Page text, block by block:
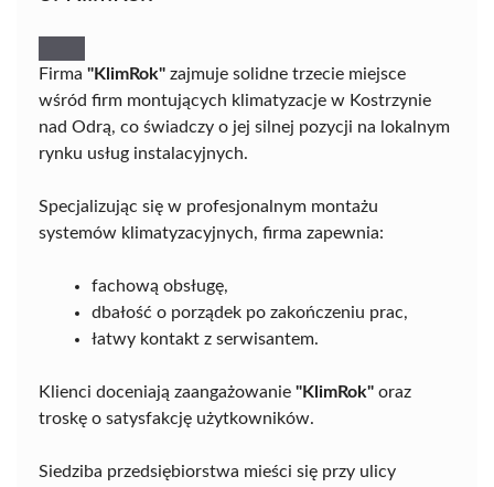
Firma "KlimRok" zajmuje solidne trzecie miejsce
wśród firm montujących klimatyzacje w Kostrzynie
nad Odrą, co świadczy o jej silnej pozycji na lokalnym
rynku usług instalacyjnych.
Specjalizując się w profesjonalnym montażu
systemów klimatyzacyjnych, firma zapewnia:
fachową obsługę,
dbałość o porządek po zakończeniu prac,
łatwy kontakt z serwisantem.
Klienci doceniają zaangażowanie "KlimRok" oraz
troskę o satysfakcję użytkowników.
Siedziba przedsiębiorstwa mieści się przy ulicy